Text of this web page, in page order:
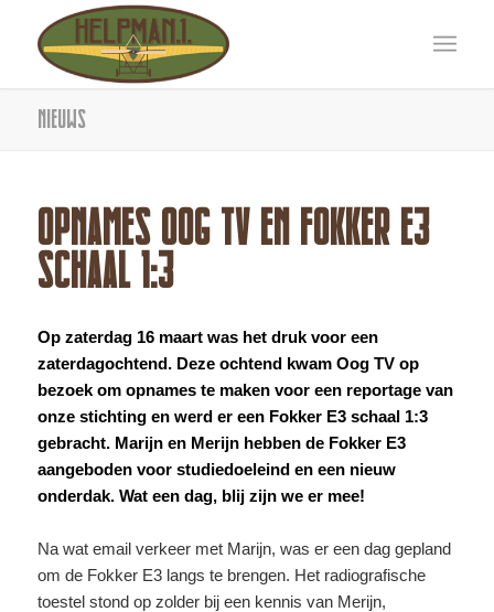
Nieuws
OPNAMES OOG TV EN FOKKER E3
SCHAAL 1:3
Op zaterdag 16 maart was het druk voor een
zaterdagochtend. Deze ochtend kwam Oog TV op
bezoek om opnames te maken voor een reportage van
onze stichting en werd er een Fokker E3 schaal 1:3
gebracht. Marijn en Merijn hebben de Fokker E3
aangeboden voor studiedoeleind en een nieuw
onderdak. Wat een dag, blij zijn we er mee!
Na wat email verkeer met Marijn, was er een dag gepland
om de Fokker E3 langs te brengen. Het radiografische
toestel stond op zolder bij een kennis van Merijn,